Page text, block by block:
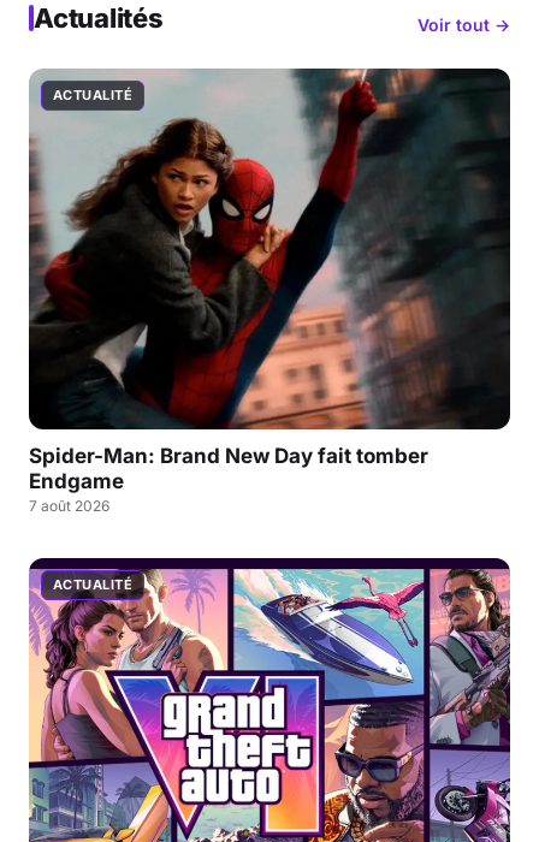
Actualités Voir tout →
ACTUALITÉ
Spider-Man: Brand New Day fait tomber
Endgame
7 août 2026
ACTUALITÉ